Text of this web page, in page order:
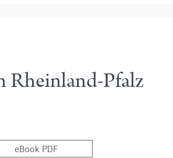
Rheinland-Pfalz
eBook PDF